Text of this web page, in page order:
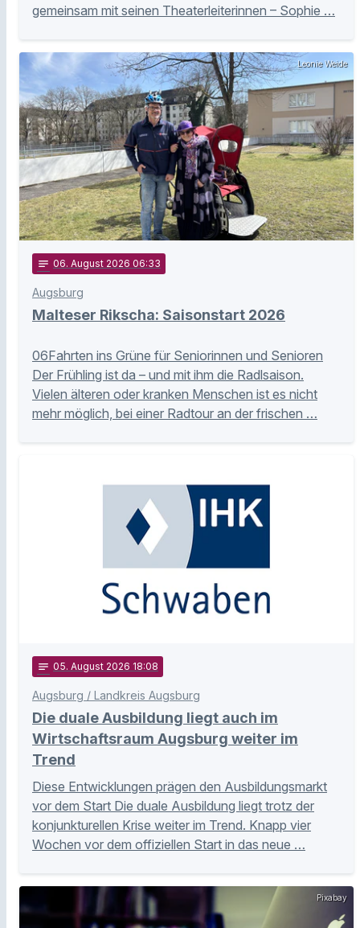
gemeinsam mit seinen Theaterleiterinnen – Sophie …
Leonie Weide
notes 06. August 2026 06:33
Augsburg
Malteser Rikscha: Saisonstart 2026
06Fahrten ins Grüne für Seniorinnen und Senioren
Der Frühling ist da – und mit ihm die Radlsaison.
Vielen älteren oder kranken Menschen ist es nicht
mehr möglich, bei einer Radtour an der frischen …
notes 05. August 2026 18:08
Augsburg / Landkreis Augsburg
Die duale Ausbildung liegt auch im
Wirtschaftsraum Augsburg weiter im
Trend
Diese Entwicklungen prägen den Ausbildungsmarkt
vor dem Start Die duale Ausbildung liegt trotz der
konjunkturellen Krise weiter im Trend. Knapp vier
Wochen vor dem offiziellen Start in das neue …
Pixabay